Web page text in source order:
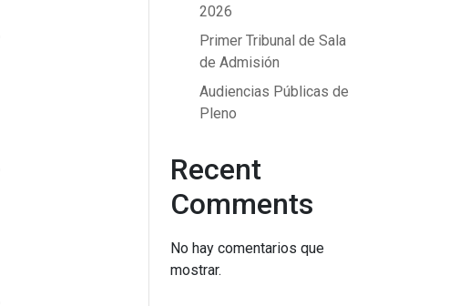
2026
Primer Tribunal de Sala
de Admisión
Audiencias Públicas de
Pleno
Recent
Comments
No hay comentarios que
mostrar.